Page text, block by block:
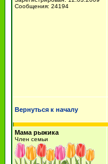
Сообщения: 24194
Вернуться к началу
Мама рыжика
Член семьи